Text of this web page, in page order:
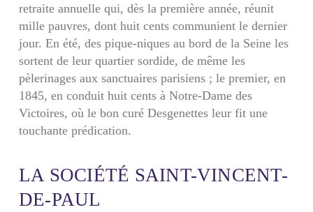
retraite annuelle qui, dès la première année, réunit
mille pauvres, dont huit cents communient le dernier
jour. En été, des pique-niques au bord de la Seine les
sortent de leur quartier sordide, de même les
pèlerinages aux sanctuaires parisiens ; le premier, en
1845, en conduit huit cents à Notre-Dame des
Victoires, où le bon curé Desgenettes leur fit une
touchante prédication.
LA SOCIÉTÉ SAINT-VINCENT-
DE-PAUL